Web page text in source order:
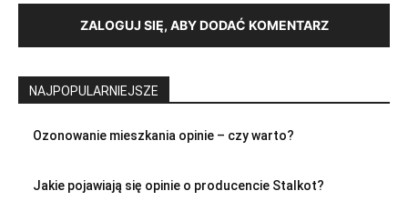
ZALOGUJ SIĘ, ABY DODAĆ KOMENTARZ
NAJPOPULARNIEJSZE
Ozonowanie mieszkania opinie – czy warto?
Jakie pojawiają się opinie o producencie Stalkot?